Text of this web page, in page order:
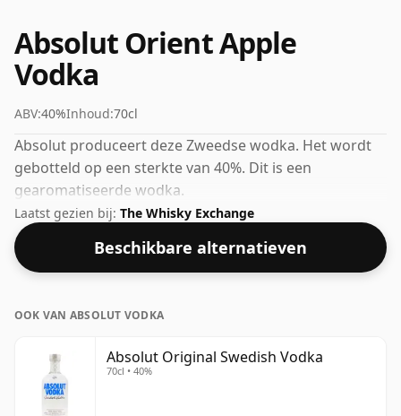
Absolut Orient Apple
Vodka
ABV:40%Inhoud:70cl
Absolut produceert deze Zweedse wodka. Het wordt
gebotteld op een sterkte van 40%. Dit is een
gearomatiseerde wodka.
Laatst gezien bij: The Whisky Exchange
Beschikbare alternatieven
OOK VAN ABSOLUT VODKA
Absolut Original Swedish Vodka
70cl • 40%